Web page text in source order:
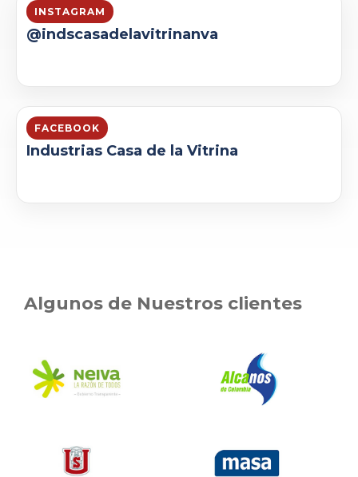
INSTAGRAM
@indscasadelavitrinanva
FACEBOOK
Industrias Casa de la Vitrina
Algunos de Nuestros clientes